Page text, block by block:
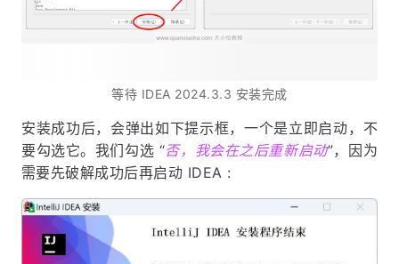
等待 IDEA 2024.3.3 安装完成
安装成功后，会弹出如下提示框，一个是立即启动，不
要勾选它。我们勾选 “否，我会在之后重新启动”，因为
需要先破解成功后再启动 IDEA :